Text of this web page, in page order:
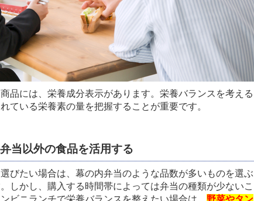
品には、栄養成分表示があります。栄養バランスを考える
ている栄養素の量を把握することが重要です。
当以外の食品を活用する
びたい場合は、幕の内弁当のような品数が多いものを選ぶ
しかし、購入する時間帯によっては弁当の種類が少ないこ
ビニランチで栄養バランスを整えたい場合は、 野菜やタン